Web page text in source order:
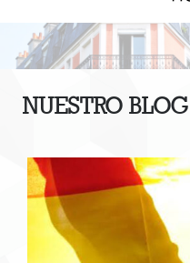
NUESTRO BLOG